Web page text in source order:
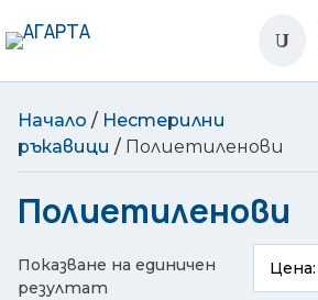
U
Начало / Нестерилни
ръкавици / Полиетиленови
Полиетиленови
Показване на единичен
резултат